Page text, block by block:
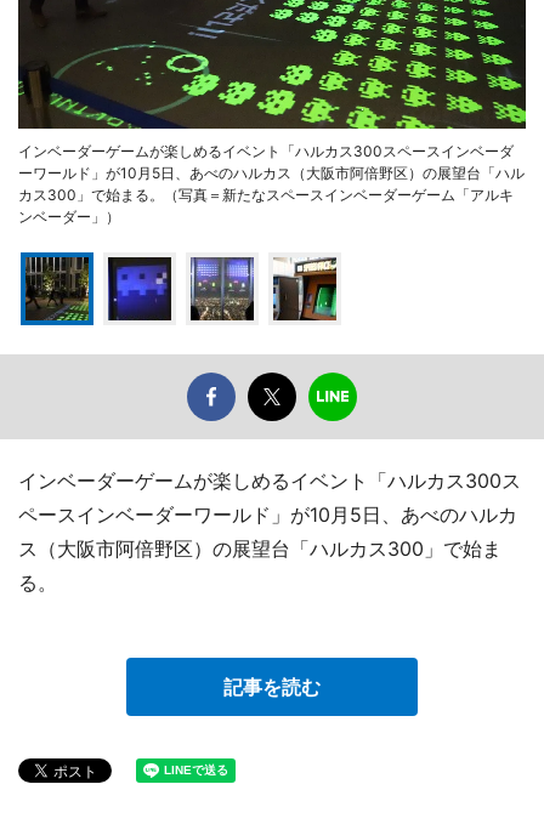
インベーダーゲームが楽しめるイベント「ハルカス300スペースインベーダ
ーワールド」が10月5日、あべのハルカス（大阪市阿倍野区）の展望台「ハル
カス300」で始まる。（写真＝新たなスペースインベーダーゲーム「アルキ
ンベーダー」）
インベーダーゲームが楽しめるイベント「ハルカス300ス
ペースインベーダーワールド」が10月5日、あべのハルカ
ス（大阪市阿倍野区）の展望台「ハルカス300」で始ま
る。
記事を読む